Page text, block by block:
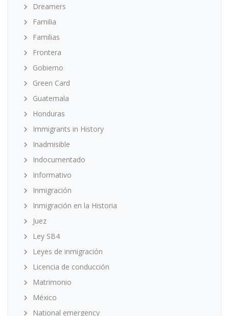
Dreamers
Familia
Familias
Frontera
Gobierno
Green Card
Guatemala
Honduras
Immigrants in History
Inadmisible
Indocumentado
Informativo
Inmigración
Inmigración en la Historia
Juez
Ley SB4
Leyes de inmigración
Licencia de conducción
Matrimonio
México
National emergency